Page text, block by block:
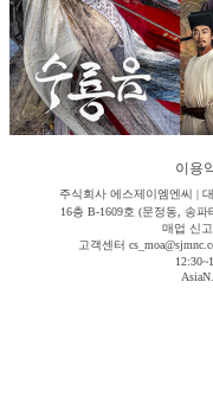
이용
주식회사 에스제이엠엔씨 |
16층 B-1609호 (문정동, 송
매업 신
고객센터